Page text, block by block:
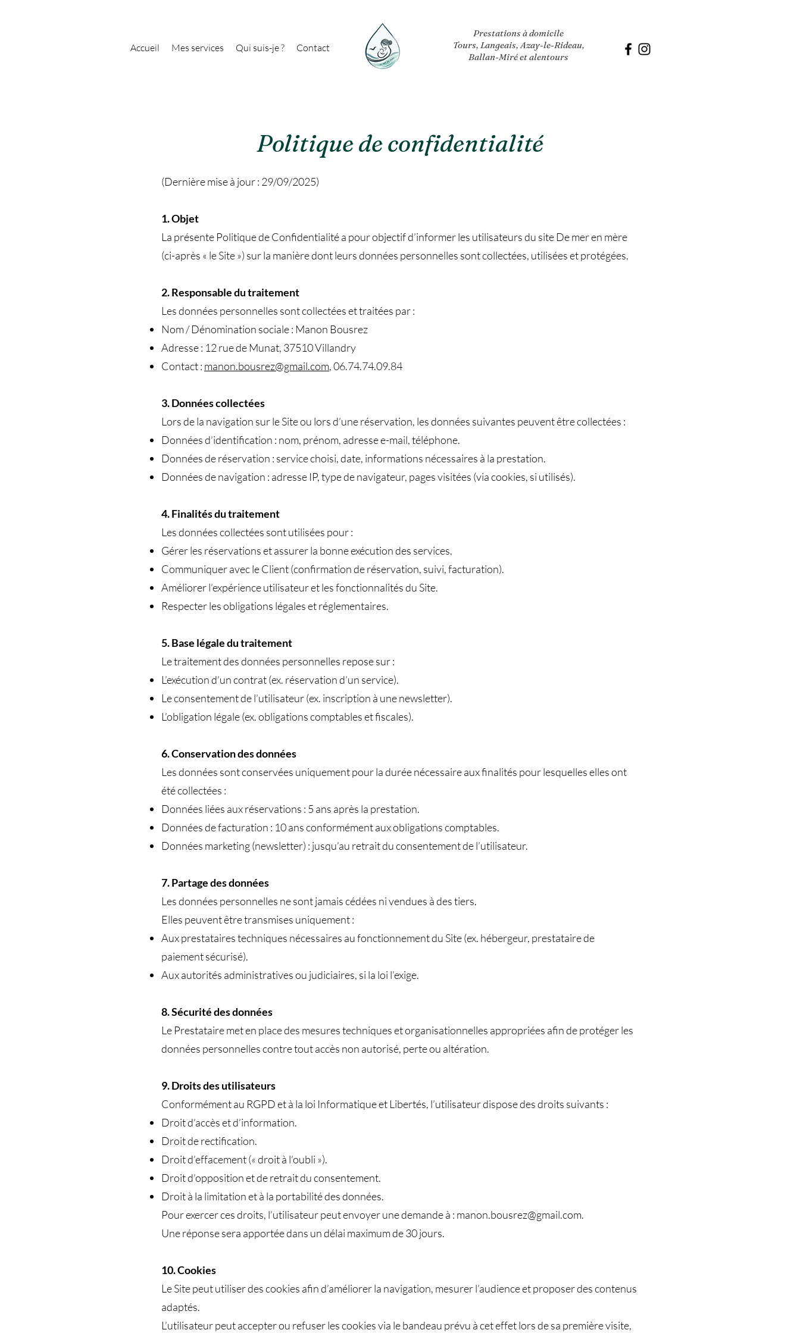
Accueil Mes services Qui suis-je ? Contact
Prestations à domicile
Tours, Langeais, Azay-le-Rideau,
Ballan-Miré et alentours
Politique de confidentialité
(Dernière mise à jour : 29/09/2025)
1. Objet
La présente Politique de Confidentialité a pour objectif d’informer les utilisateurs du site De mer en mère
(ci-après « le Site ») sur la manière dont leurs données personnelles sont collectées, utilisées et protégées.
2. Responsable du traitement
Les données personnelles sont collectées et traitées par :
Nom / Dénomination sociale : Manon Bousrez
Adresse : 12 rue de Munat, 37510 Villandry
Contact : manon.bousrez@gmail.com, 06.74.74.09.84
3. Données collectées
Lors de la navigation sur le Site ou lors d’une réservation, les données suivantes peuvent être collectées :
Données d’identification : nom, prénom, adresse e-mail, téléphone.
Données de réservation : service choisi, date, informations nécessaires à la prestation.
Données de navigation : adresse IP, type de navigateur, pages visitées (via cookies, si utilisés).
4. Finalités du traitement
Les données collectées sont utilisées pour :
Gérer les réservations et assurer la bonne exécution des services.
Communiquer avec le Client (confirmation de réservation, suivi, facturation).
Améliorer l’expérience utilisateur et les fonctionnalités du Site.
Respecter les obligations légales et réglementaires.
5. Base légale du traitement
Le traitement des données personnelles repose sur :
L’exécution d’un contrat (ex. réservation d’un service).
Le consentement de l’utilisateur (ex. inscription à une newsletter).
L’obligation légale (ex. obligations comptables et fiscales).
6. Conservation des données
Les données sont conservées uniquement pour la durée nécessaire aux finalités pour lesquelles elles ont
été collectées :
Données liées aux réservations : 5 ans après la prestation.
Données de facturation : 10 ans conformément aux obligations comptables.
Données marketing (newsletter) : jusqu’au retrait du consentement de l’utilisateur.
7. Partage des données
Les données personnelles ne sont jamais cédées ni vendues à des tiers.
Elles peuvent être transmises uniquement :
Aux prestataires techniques nécessaires au fonctionnement du Site (ex. hébergeur, prestataire de
paiement sécurisé).
Aux autorités administratives ou judiciaires, si la loi l’exige.
8. Sécurité des données
Le Prestataire met en place des mesures techniques et organisationnelles appropriées afin de protéger les
données personnelles contre tout accès non autorisé, perte ou altération.
9. Droits des utilisateurs
Conformément au RGPD et à la loi Informatique et Libertés, l’utilisateur dispose des droits suivants :
Droit d’accès et d’information.
Droit de rectification.
Droit d’effacement (« droit à l’oubli »).
Droit d’opposition et de retrait du consentement.
Droit à la limitation et à la portabilité des données.
Pour exercer ces droits, l’utilisateur peut envoyer une demande à : manon.bousrez@gmail.com.
Une réponse sera apportée dans un délai maximum de 30 jours.
10. Cookies
Le Site peut utiliser des cookies afin d’améliorer la navigation, mesurer l’audience et proposer des contenus
adaptés.
L’utilisateur peut accepter ou refuser les cookies via le bandeau prévu à cet effet lors de sa première visite,